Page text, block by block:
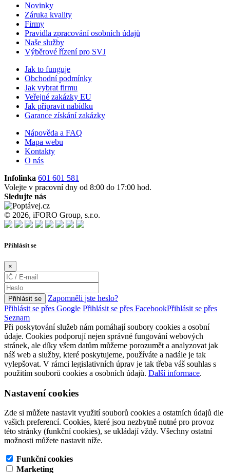
Novinky
Záruka kvality
Firmy
Pravidla zpracování osobních údajů
Naše služby
Výběrové řízení pro SVJ
Jak to funguje
Obchodní podmínky
Jak vybrat firmu
Veřejné zakázky EU
Jak připravit nabídku
Garance získání zakázky
Nápověda a FAQ
Mapa webu
Kontakty
O nás
Infolinka 601 601 581
Volejte v pracovní dny od 8:00 do 17:00 hod.
Sledujte nás
© 2026, iFORO Group, s.r.o.
Příhlásit se
×
Přihlásit se
Zapomněli jste heslo?
Přihlásit se přes Google Přihlásit se přes FacebookPřihlásit se přes
Seznam
Při poskytování služeb nám pomáhají soubory cookies a osobní
údaje. Cookies podporují nejen správné fungování webových
stránek, ale díky všem datům můžeme porozumět a analyzovat jak
náš web a služby, které poskytujeme, používáte a nadále je tak
vylepšovat. V rámci legislativních úprav je tak třeba váš souhlas s
použitím souborů cookies a osobních údajů. Další informace.
Nastavení cookies
Zde si můžete nastavit využití souborů cookies a ostatních údajů dle
vašich preferencí. Cookies, které jsou nezbytně nutné pro provoz
této stránky (funkční cookies), se ukládají vždy. Všechny ostatní
možnosti můžete nastavit níže.
Funkční cookies
Marketing